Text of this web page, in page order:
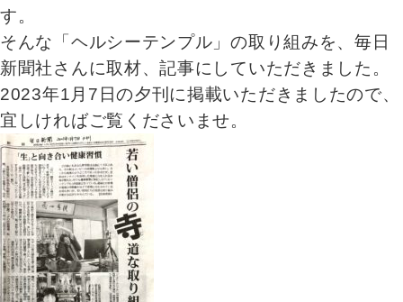
す。
そんな「ヘルシーテンプル」の取り組みを、毎日
新聞社さんに取材、記事にしていただきました。
2023年1月7日の夕刊に掲載いただきましたので、
宜しければご覧くださいませ。